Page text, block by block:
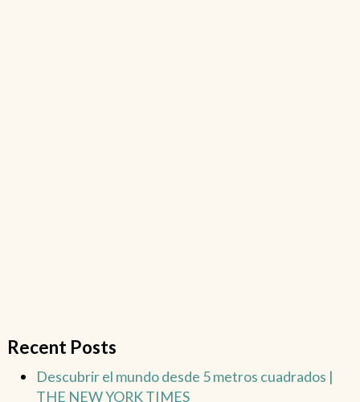
Recent Posts
Descubrir el mundo desde 5 metros cuadrados |
THE NEW YORK TIMES